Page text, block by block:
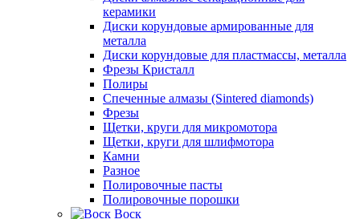
керамики
Диски корундовые армированные для
металла
Диски корундовые для пластмассы, металла
Фрезы Кристалл
Полиры
Спеченные алмазы (Sintered diamonds)
Фрезы
Щетки, круги для микромотора
Щетки, круги для шлифмотора
Камни
Разное
Полировочные пасты
Полировочные порошки
Воск